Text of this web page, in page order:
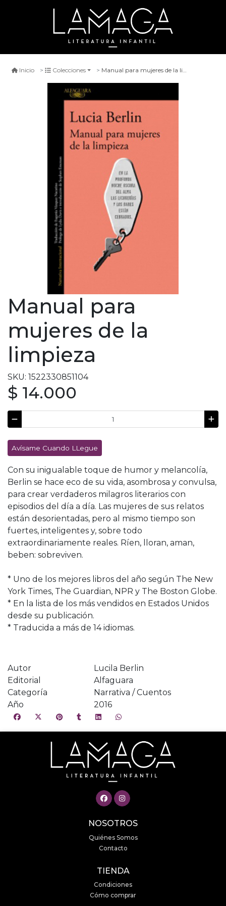
Inicio Colecciones Manual para mujeres de la limpieza
Manual para
mujeres de la
limpieza
SKU: 1522330851104
$ 14.000
Avísame Cuando LLegue
Con su inigualable toque de humor y melancolía,
Berlin se hace eco de su vida, asombrosa y convulsa,
para crear verdaderos milagros literarios con
episodios del día a día. Las mujeres de sus relatos
están desorientadas, pero al mismo tiempo son
fuertes, inteligentes y, sobre todo
extraordinariamente reales. Ríen, lloran, aman,
beben: sobreviven.
* Uno de los mejores libros del año según The New
York Times, The Guardian, NPR y The Boston Globe.
* En la lista de los más vendidos en Estados Unidos
desde su publicación.
* Traducida a más de 14 idiomas.
Autor
Lucila Berlin
Editorial
Alfaguara
Categoría
Narrativa / Cuentos
Año
2016
NOSOTROS
Quiénes Somos
Contacto
TIENDA
Condiciones
Cómo comprar